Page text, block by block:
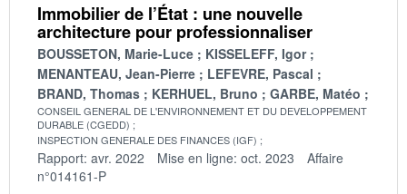
Immobilier de l’État : une nouvelle
architecture pour professionnaliser
BOUSSETON, Marie-Luce
KISSELEFF, Igor
MENANTEAU, Jean-Pierre
LEFEVRE, Pascal
BRAND, Thomas
KERHUEL, Bruno GARBE, Matéo
CONSEIL GENERAL DE L'ENVIRONNEMENT ET DU DEVELOPPEMENT
DURABLE (CGEDD)
INSPECTION GENERALE DES FINANCES (IGF)
Rapport: avr. 2022 Mise en ligne: oct. 2023
Affaire
n°014161-P